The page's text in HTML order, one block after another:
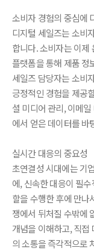
소비자 경험의 중심에
디지털 세일즈는 소비
합니다. 소비자는 이제
플랫폼을 통해 제품 정
세일즈 담당자는 소비
긍정적인 경험을 제공
셜 미디어 관리, 이메
에서 얻은 데이터를 바
실시간 대응의 중요성
초연결성 시대에는 기
에, 신속한 대응이 필
할을 수행한 후에 만나
쟁에서 뒤처질 수밖에
개념을 이해하고, 직접
의 소통을 즉각적으로